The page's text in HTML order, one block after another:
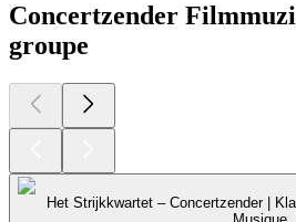
Concertzender
groupe
Het Strijkkwartet – Concertzender |